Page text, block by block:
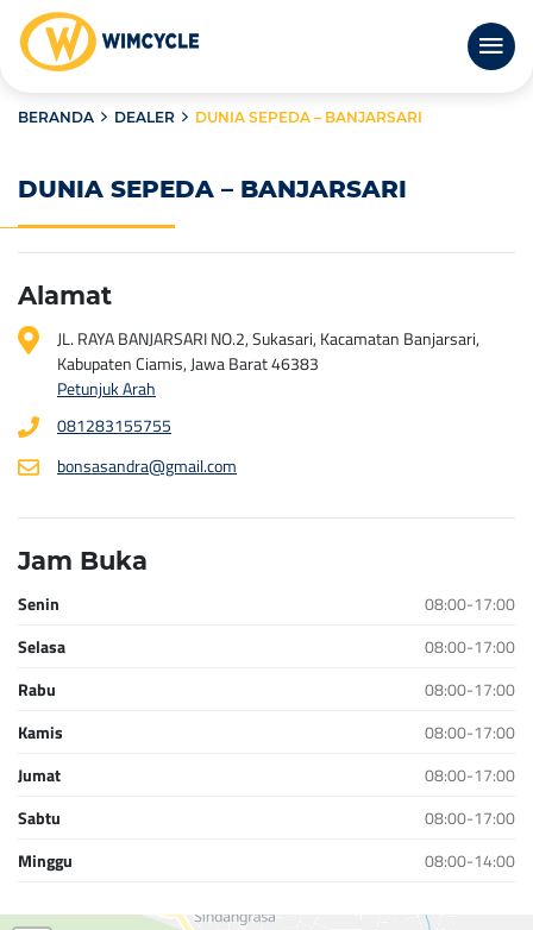
BERANDA DEALER DUNIA SEPEDA – BANJARSARI
DUNIA SEPEDA – BANJARSARI
Alamat
JL. RAYA BANJARSARI NO.2, Sukasari, Kacamatan Banjarsari,
Kabupaten Ciamis, Jawa Barat 46383
Petunjuk Arah
081283155755
bonsasandra@gmail.com
Jam Buka
Senin
08:00-17:00
Selasa
08:00-17:00
Rabu
08:00-17:00
Kamis
08:00-17:00
Jumat
08:00-17:00
Sabtu
08:00-17:00
Minggu
08:00-14:00